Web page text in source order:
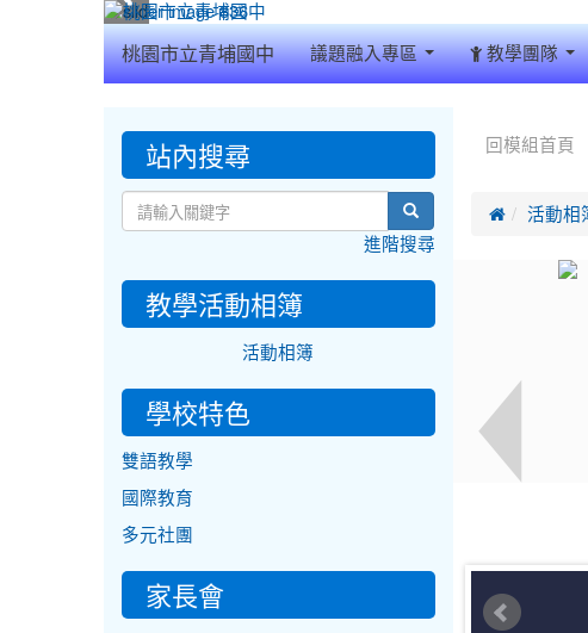
桃園市立青埔國中 議題融入專區 教學團隊
回模組首頁
 活動相
::: 站內搜尋
search
進階搜尋
教學活動相簿
活動相簿
學校特色
雙語教學
國際教育
多元社團
家長會